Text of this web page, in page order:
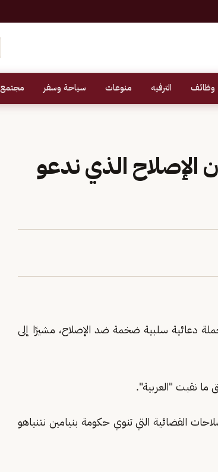
وظائف الترفيه منوعات سياحة وسفر مجتمع
الإصلاح الذي ندعو
دعائية سلبية ضخمة ضد الإصلاح، مشيرًا إلى
ما نقبت "العربية".
القضائية التي تنوي حكومة بنيامين نتنياهو